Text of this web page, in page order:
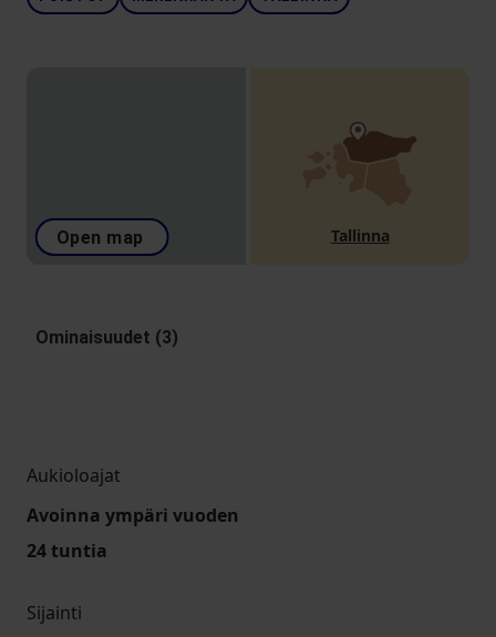
Open map Tallinna
Ominaisuudet (3)
Aukioloajat
Avoinna ympäri vuoden
24 tuntia
Sijainti